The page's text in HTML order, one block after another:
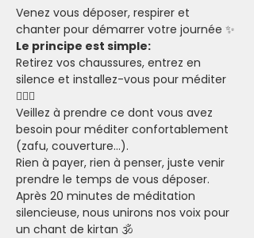
Venez vous déposer, respirer et
chanter pour démarrer votre journée ✨
Le principe est simple:
Retirez vos chaussures, entrez en
silence et installez-vous pour méditer
🧘🏽‍♂️
Veillez à prendre ce dont vous avez
besoin pour méditer confortablement
(zafu, couverture...).
Rien à payer, rien à penser, juste venir
prendre le temps de vous déposer.
Après 20 minutes de méditation
silencieuse, nous unirons nos voix pour
un chant de kirtan 🕉